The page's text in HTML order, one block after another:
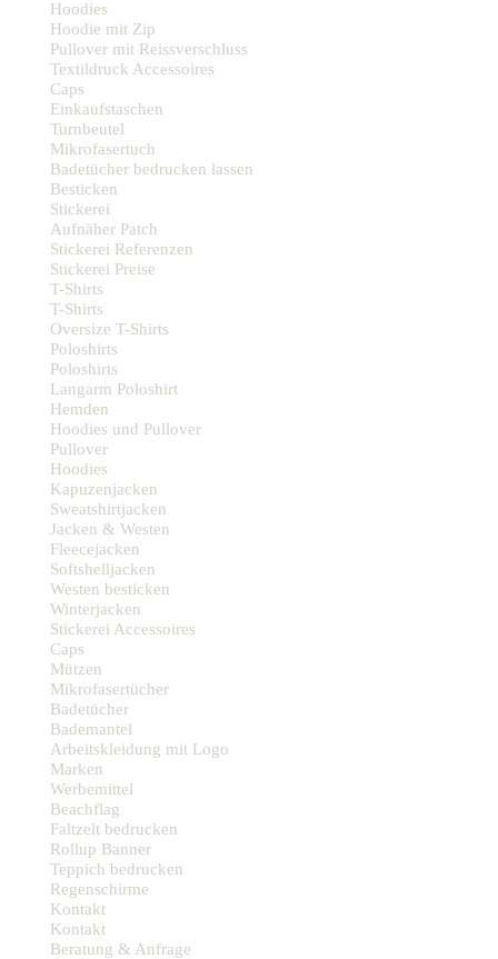
Hoodies
Hoodie mit Zip
Pullover mit Reissverschluss
Textildruck Accessoires
Caps
Einkaufstaschen
Turnbeutel
Mikrofasertuch
Badetücher bedrucken lassen
Besticken
Stickerei
Aufnäher Patch
Stickerei Referenzen
Stickerei Preise
T-Shirts
T-Shirts
Oversize T-Shirts
Poloshirts
Poloshirts
Langarm Poloshirt
Hemden
Hoodies und Pullover
Pullover
Hoodies
Kapuzenjacken
Sweatshirtjacken
Jacken & Westen
Fleecejacken
Softshelljacken
Westen besticken
Winterjacken
Stickerei Accessoires
Caps
Mützen
Mikrofasertücher
Badetücher
Bademantel
Arbeitskleidung mit Logo
Marken
Werbemittel
Beachflag
Faltzelt bedrucken
Rollup Banner
Teppich bedrucken
Regenschirme
Kontakt
Kontakt
Beratung & Anfrage